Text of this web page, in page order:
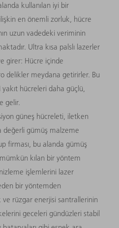
kullanılan iyi bir
en önemli zorluk, hücre
uzun vadedeki veriminin
Ultra kısa palslı lazerler
girer: Hücre içinde
delikler meydana getirirler. Bu
hücreleri daha güçlü,
gelir.
güneş hücreleti, iletken
değerli gümüş malzeme
firması, bu alanda gümüş
mümkün kılan bir yöntem
işlemlerini lazer
bir yöntemden
ve rüzgar enerjisi santrallerinin
geceleri gündüzleri stabil